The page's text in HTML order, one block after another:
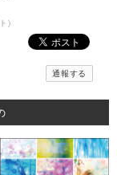
)
通報する